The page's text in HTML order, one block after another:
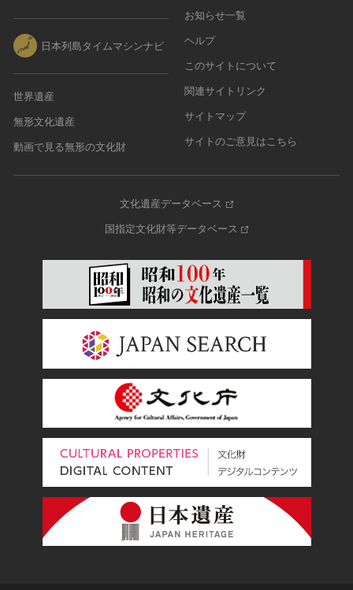
日本列島タイムマシンナビ
世界遺産
無形文化遺産
動画で見る無形の文化財
お知らせ一覧
ヘルプ
このサイトについて
関連サイトリンク
サイトマップ
サイトのご意見はこちら
文化遺産データベース
国指定文化財等データベース